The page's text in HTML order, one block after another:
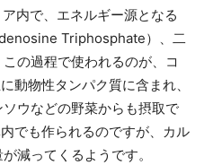
内で、エネルギー源となる
Triphosphate）、二
の過程で使われるのが、コ
動物性タンパク質に含まれ、
ウなどの野菜からも摂取で
でも作られるのですが、カル
減ってくるようです。